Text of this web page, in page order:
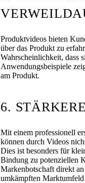
Produktvideos bieten
über das Produkt zu
Wahrscheinlichkeit, dass
Anwendungsbeispiele
am Produkt.
6.
Mit einem professionell
können durch Videos
Dies ist besonders für
Bindung zu potenziellen
Markenbotschaft direkt
umkämpften